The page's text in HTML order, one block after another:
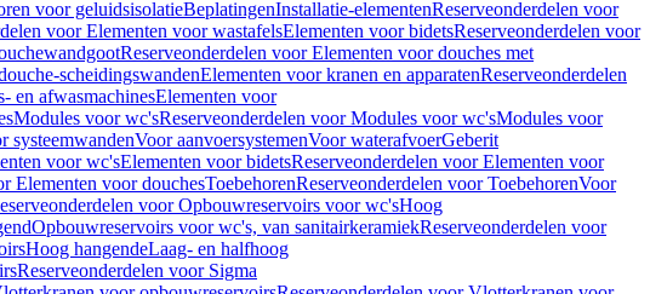
voor geluidsisolatieBeplatingenInstallatie-elementenReserveonderdelen voor
voor Elementen voor wastafelsElementen voor bidetsReserveonderdelen voor
Reserveonderdelen voor Elementen voor douches met
scheidingswandenElementen voor kranen en apparatenReserveonderdelen
en afwasmachinesElementen voor
Modules voor wc'sReserveonderdelen voor Modules voor wc'sModules voor
systeemwandenVoor aanvoersystemenVoor waterafvoerGeberit
voor wc'sElementen voor bidetsReserveonderdelen voor Elementen voor
Elementen voor douchesToebehorenReserveonderdelen voor ToebehorenVoor
voor Opbouwreservoirs voor wc'sHoog
Opbouwreservoirs voor wc's, van sanitairkeramiekReserveonderdelen voor
Hoog hangendeLaag- en halfhoog
Reserveonderdelen voor Sigma